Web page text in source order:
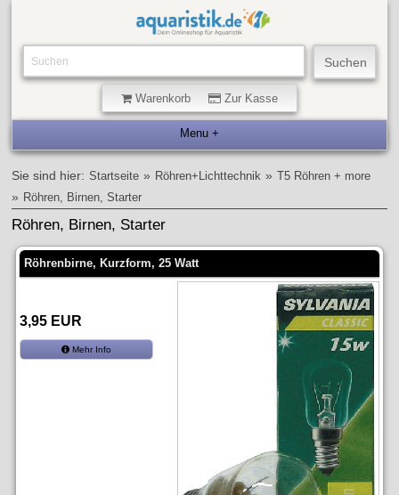
Warenkorb Zur Kasse
Sie sind hier: Startseite » Röhren+Lichttechnik » T5 Röhren + more
» Röhren, Birnen, Starter
Röhren, Birnen, Starter
Röhrenbirne, Kurzform, 25 Watt
3,95 EUR
Mehr Info